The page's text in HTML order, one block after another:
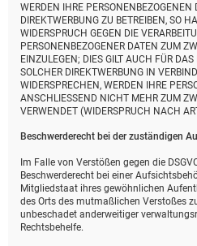
WERDEN IHRE PERSONENBEZOGENEN
DIREKTWERBUNG ZU BETREIBEN, SO
WIDERSPRUCH GEGEN DIE
PERSONENBEZOGENER DATEN ZUM
EINZULEGEN; DIES GILT AUCH FÜR
SOLCHER DIREKTWERBUNG IN
WIDERSPRECHEN, WERDEN IHRE
ANSCHLIESSEND NICHT MEHR ZUM
VERWENDET (WIDERSPRUCH NACH
Beschwerde­recht bei der zuständigen
Im Falle von Verstößen gegen die
Beschwerderecht bei einer
Mitgliedstaat ihres gewöhnlichen
des Orts des mutmaßlichen Verstoßes
unbeschadet anderweitiger
Rechtsbehelfe.